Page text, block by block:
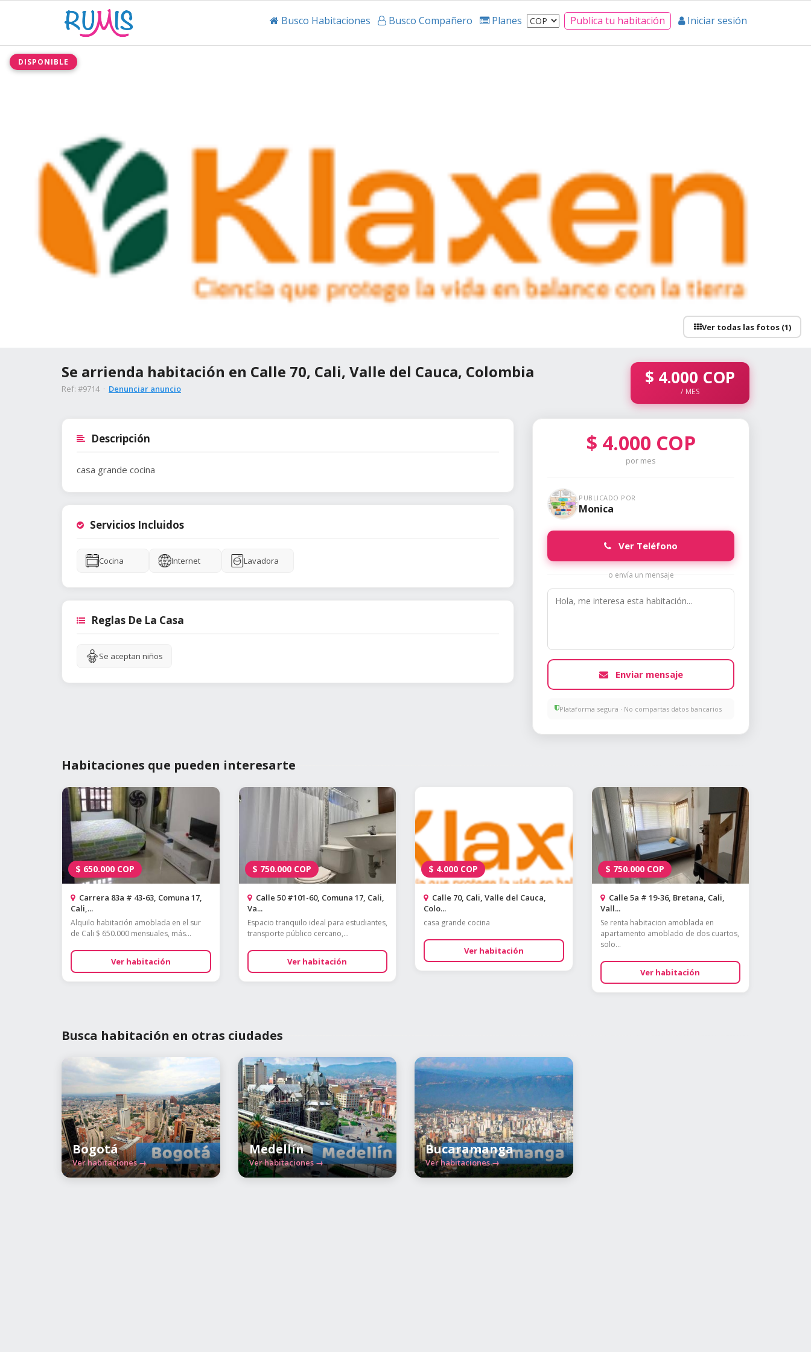
Busco Habitaciones Busco Compañero Planes Publica tu habitación Iniciar sesión
DISPONIBLE
Ver todas las fotos (1)
Se arrienda habitación en Calle 70, Cali, Valle del Cauca, Colombia
Ref: #9714 · Denunciar anuncio
$ 4.000 COP
/ MES
Descripción
casa grande cocina
Servicios Incluidos
Cocina Internet Lavadora
Reglas De La Casa
Se aceptan niños
$ 4.000 COP
por mes
PUBLICADO POR
Monica
Ver Teléfono
o envía un mensaje
Enviar mensaje
Plataforma segura · No compartas datos bancarios
Habitaciones que pueden interesarte
$ 650.000 COP
Carrera 83a # 43-63, Comuna 17,
Cali,...
Alquilo habitación amoblada en el sur
de Cali $ 650.000 mensuales, más...
Ver habitación
$ 750.000 COP
Calle 50 #101-60, Comuna 17, Cali,
Va...
Espacio tranquilo ideal para estudiantes,
transporte público cercano,...
Ver habitación
$ 4.000 COP
Calle 70, Cali, Valle del Cauca,
Colo...
casa grande cocina
Ver habitación
$ 750.000 COP
Calle 5a # 19-36, Bretana, Cali,
Vall...
Se renta habitacion amoblada en
apartamento amoblado de dos cuartos,
solo...
Ver habitación
Busca habitación en otras ciudades
Bogotá
Ver habitaciones →
Medellín
Ver habitaciones →
Bucaramanga
Ver habitaciones →